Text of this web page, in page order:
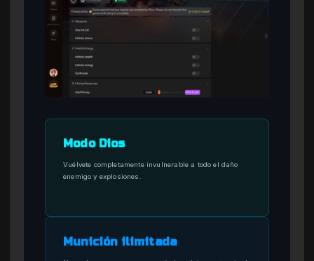
Modo Dios
Vuélvete completamente invulnerable a todo el daño
enemigo y explosiones.
Munición ilimitada